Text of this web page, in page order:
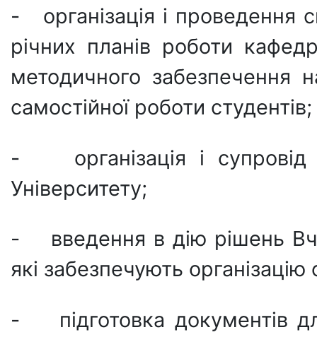
- організація і проведення
річних планів роботи
методичного забезпечення
самостійної роботи студентів;
- організація і супровід
Університету;
- введення в дію рішень
які забезпечують
- підготовка документів